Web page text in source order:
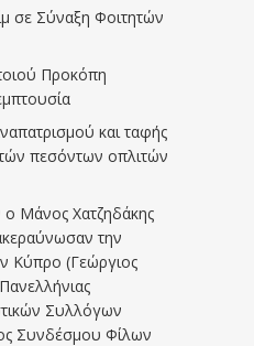
σε Σύναξη Φοιτητών
Προκόπη
και ταφής
πεσόντων οπλιτών
Μάνος Χατζηδάκης
την
Κύπρο (Γεώργιος
Συλλόγων
Συνδέσμου Φίλων